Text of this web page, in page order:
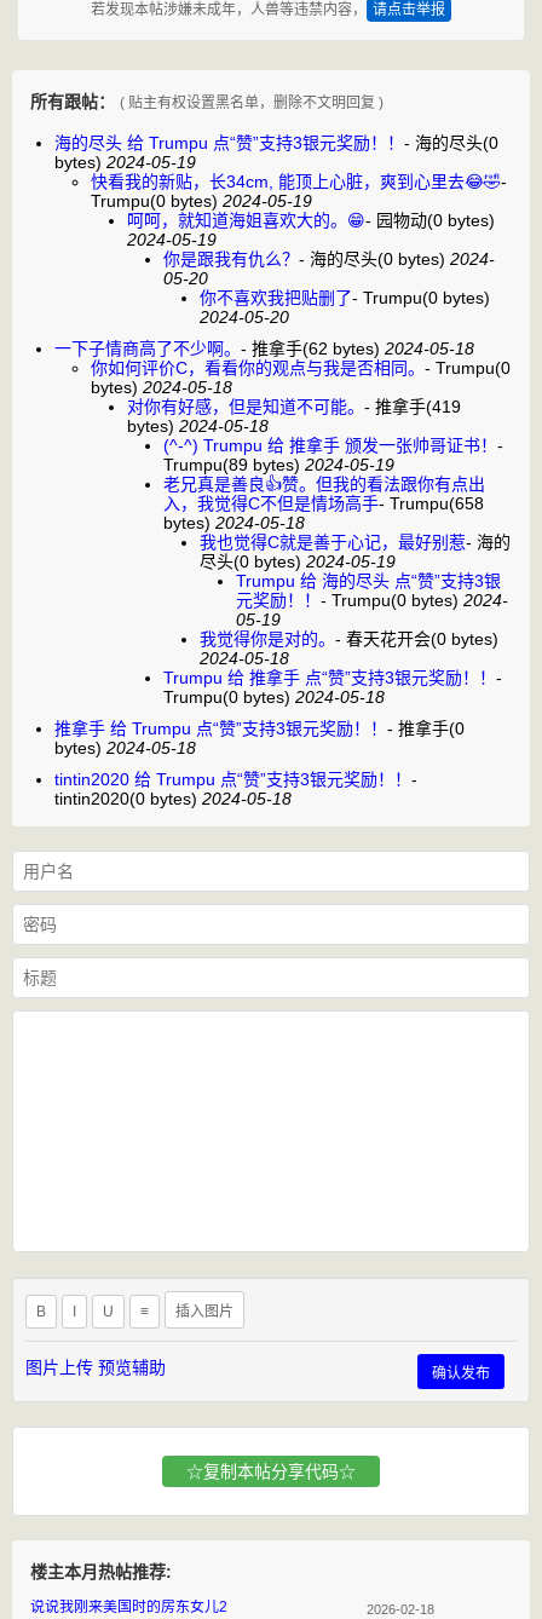
若发现本帖涉嫌未成年，人兽等违禁内容，
请点击举报
所有跟帖： ( 贴主有权设置黑名单，删除不文明回复 )
海的尽头 给 Trumpu 点“赞”支持3银元奖励！！ - 海的尽头(0
bytes) 2024-05-19
快看我的新贴，长34cm, 能顶上心脏，爽到心里去😂🤣-
Trumpu(0 bytes) 2024-05-19
呵呵，就知道海姐喜欢大的。😁- 园物动(0 bytes)
2024-05-19
你是跟我有仇么？ - 海的尽头(0 bytes) 2024-
05-20
你不喜欢我把贴删了- Trumpu(0 bytes)
2024-05-20
一下子情商高了不少啊。 - 推拿手(62 bytes) 2024-05-18
你如何评价C，看看你的观点与我是否相同。 - Trumpu(0
bytes) 2024-05-18
对你有好感，但是知道不可能。 - 推拿手(419
bytes) 2024-05-18
(^-^) Trumpu 给 推拿手 颁发一张帅哥证书！ -
Trumpu(89 bytes) 2024-05-19
老兄真是善良👍赞。但我的看法跟你有点出
入，我觉得C不但是情场高手- Trumpu(658
bytes) 2024-05-18
我也觉得C就是善于心记，最好别惹- 海的
尽头(0 bytes) 2024-05-19
Trumpu 给 海的尽头 点“赞”支持3银
元奖励！！ - Trumpu(0 bytes) 2024-
05-19
我觉得你是对的。 - 春天花开会(0 bytes)
2024-05-18
Trumpu 给 推拿手 点“赞”支持3银元奖励！！ -
Trumpu(0 bytes) 2024-05-18
推拿手 给 Trumpu 点“赞”支持3银元奖励！！ - 推拿手(0
bytes) 2024-05-18
tintin2020 给 Trumpu 点“赞”支持3银元奖励！！ -
tintin2020(0 bytes) 2024-05-18
B U ≡ 插入图片
图片上传 预览辅助 确认发布
☆复制本帖分享代码☆
楼主本月热帖推荐:
说说我刚来美国时的房东女儿2 2026-02-18